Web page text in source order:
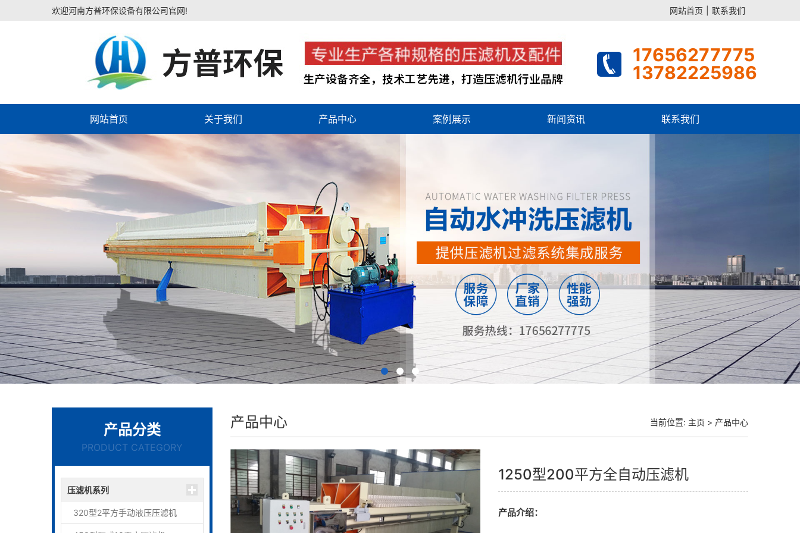
欢迎河南方普环保设备有限公司官网! 网站首页 联系我们
17656277775
13782225986
网站首页 关于我们 产品中心 案例展示 新闻资讯 联系我们
产品分类
PRODUCT CATEGORY
压滤机系列
320型2平方手动液压压滤机
产品中心 当前位置: 主页 > 产品中心
1250型200平方全自动压滤机
产品介绍：